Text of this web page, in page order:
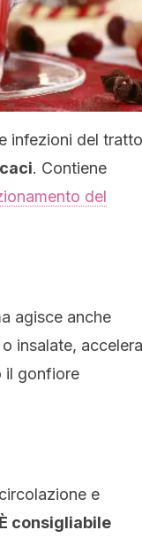
infezioni del tratto
. Contiene
del
agisce anche
insalate, accelera
il gonfiore
e
È consigliabile